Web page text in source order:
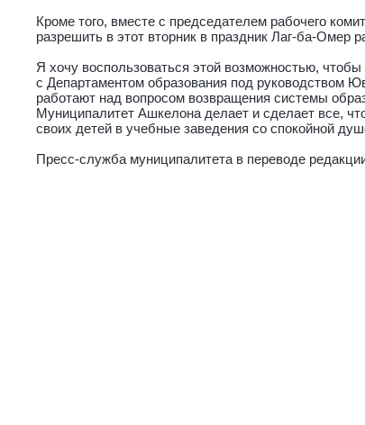
Кроме того, вместе с председателем рабочего
разрешить в этот вторник в праздник Лаг-ба-Омер
Я хочу воспользоваться этой возможностью, чтобы
с Департаментом образования под руководством
работают над вопросом возвращения системы
Муниципалитет Ашкелона делает и сделает все,
своих детей в учебные заведения со спокойной
Пресс-служба муниципалитета в переводе